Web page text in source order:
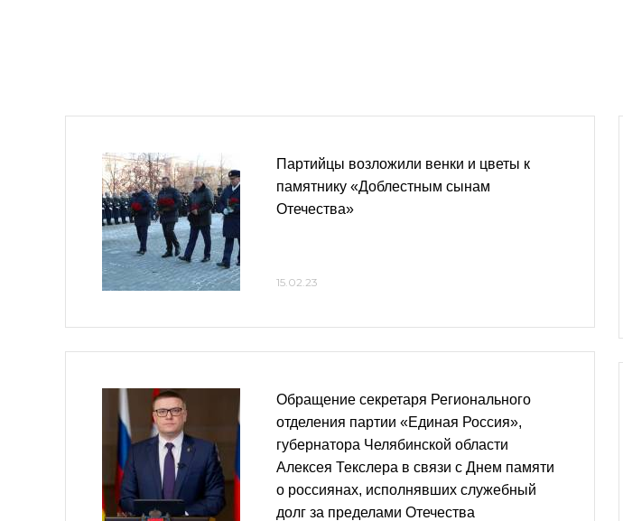
Партийцы возложили венки и цветы к
памятнику «Доблестным сынам
Отечества»
15.02.23
Обращение секретаря Регионального
отделения партии «Единая Россия»,
губернатора Челябинской области
Алексея Текслера в связи с Днем памяти
о россиянах, исполнявших служебный
долг за пределами Отечества